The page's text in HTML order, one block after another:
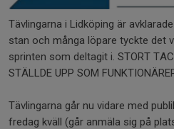
Tävlingarna i Lidköping är
stan och många löpare tyckte det
sprinten som deltagit i. STORT
STÄLLDE UPP SOM
Tävlingarna går nu vidare med
fredag kväll (går anmäla sig på